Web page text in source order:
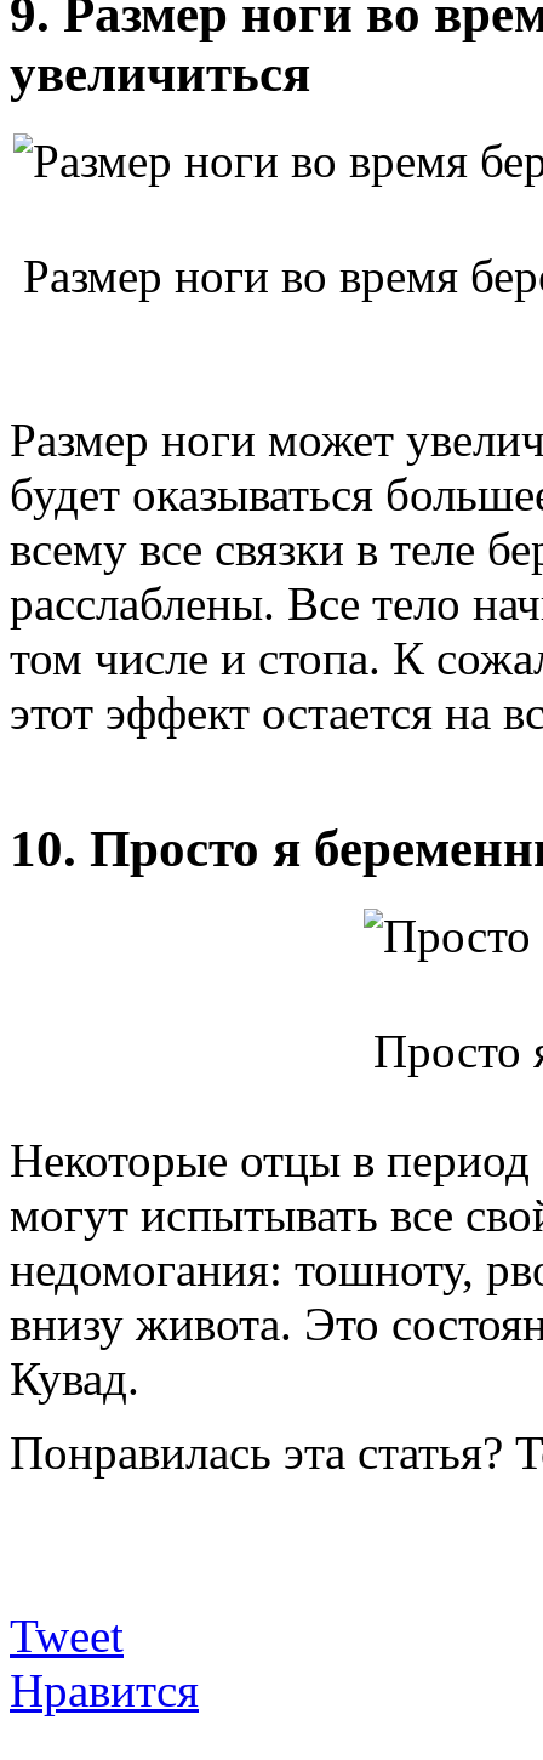
9. Размер ноги во
увеличиться
Размер ноги во время
Размер ноги может
будет оказываться
всему все связки в теле
расслаблены. Все тело
том числе и стопа. К
этот эффект остается на
10. Просто я
Просто
Некоторые отцы в
могут испытывать все
недомогания: тошноту,
внизу живота. Это
Кувад.
Понравилась эта статья?
Tweet
Нравится